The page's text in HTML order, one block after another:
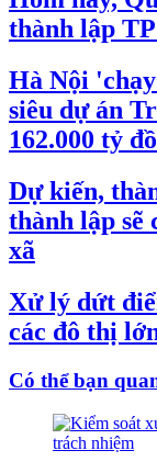
thành lập
Hà Nội
siêu dự án
162.000 tỷ
Dự kiến,
thành lập sẽ
xã
Xử lý dứt
các đô thị
Có thể bạn